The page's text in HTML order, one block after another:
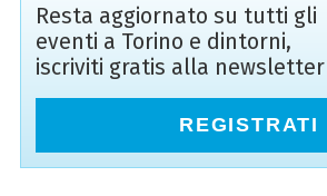
Resta aggiornato su tutti gli
eventi a Torino e dintorni,
iscriviti gratis alla newsletter
REGISTRATI